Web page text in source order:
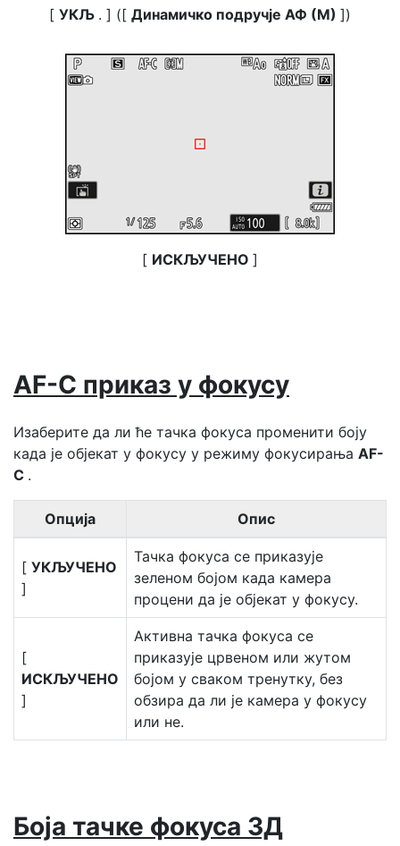
[ УКЉ . ] ([ Динамичко подручје АФ (М) ])
[ ИСКЉУЧЕНО ]
AF-C приказ у фокусу
Изаберите да ли ће тачка фокуса променити боју
када је објекат у фокусу у режиму фокусирања AF-
C .
Опција Опис
[ УКЉУЧЕНО
]
Тачка фокуса се приказује
зеленом бојом када камера
процени да је објекат у фокусу.
[
ИСКЉУЧЕНО
]
Активна тачка фокуса се
приказује црвеном или жутом
бојом у сваком тренутку, без
обзира да ли је камера у фокусу
или не.
Боја тачке фокуса 3Д